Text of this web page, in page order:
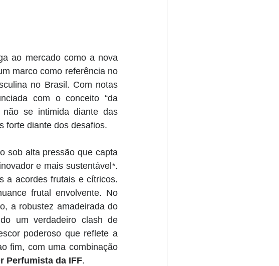
ao mercado como a nova
marco como referência no
no Brasil. Com notas
com o conceito “da
não se intimida diante das
forte diante dos desafios.
sob alta pressão que capta
e mais sustentável *.
a acordes frutais e cítricos.
frutal envolvente. No
a robustez amadeirada do
um verdadeiro clash de
poderoso que reflete a
fim, com uma combinação
Perfumista da IFF.